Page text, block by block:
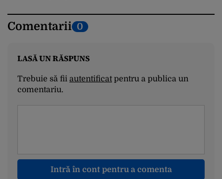
Comentarii 0
LASĂ UN RĂSPUNS
Trebuie să fii autentificatpentru a publica un
comentariu.
Intră în cont pentru a comenta